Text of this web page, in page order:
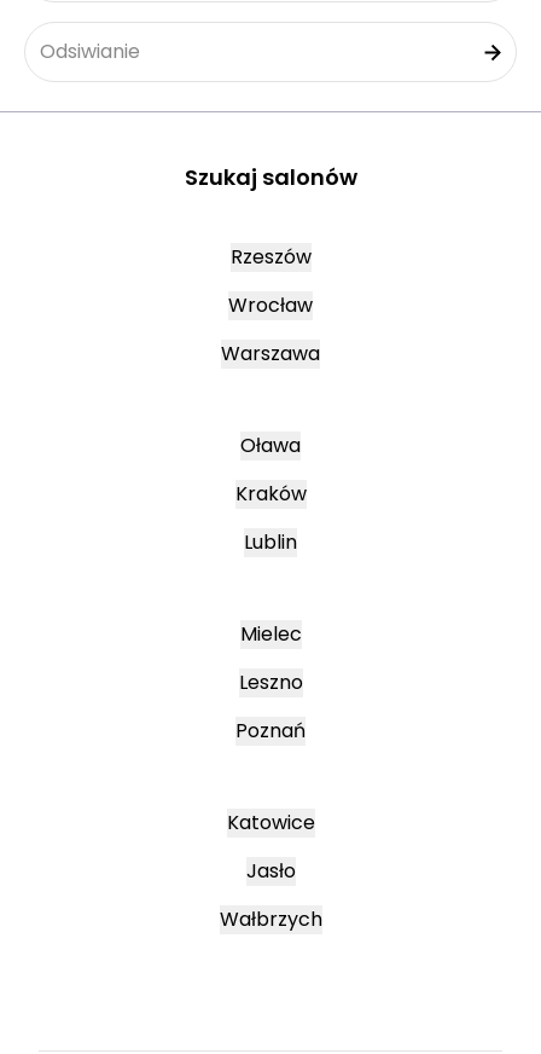
Odsiwianie
Szukaj salonów
Rzeszów
Wrocław
Warszawa
Oława
Kraków
Lublin
Mielec
Leszno
Poznań
Katowice
Jasło
Wałbrzych